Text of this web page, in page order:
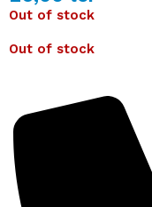
Out of stock
Out of stock